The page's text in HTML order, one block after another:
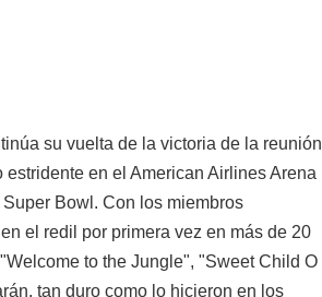
su vuelta de la victoria de la reunión
en el American Airlines Arena
Bowl. Con los miembros
el redil por primera vez en más de 20
to the Jungle", "Sweet Child O
tan duro como lo hicieron en los